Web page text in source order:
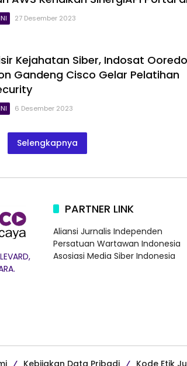
27 Desember 2023
Kejahatan Siber, Indosat
Gandeng Cisco Gelar Pelatihan
6 Desember 2023
Selengkapnya
PARTNER LINK
Aliansi Jurnalis Independen
Persatuan Wartawan Indonesia
Asosiasi Media Siber Indonesia